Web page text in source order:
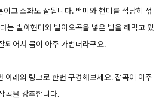
고 소화도 잘됩니다. 백미와 현미를 적당히 섞
는 발아현미와 발아오곡을 넣은 밥을 해먹고 있
되어서 몸이 아주 가볍더라구요.
아래의 링크로 한번 구경해보세요. 잡곡이 아주
곡을 강추합니다.